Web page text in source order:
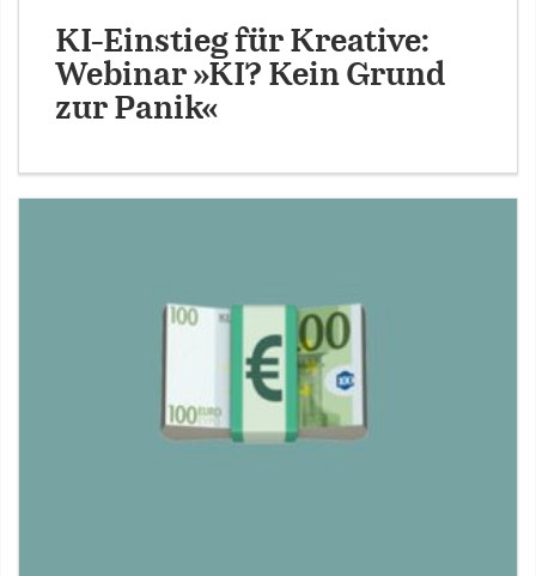
KI-Einstieg für Kreative:
Webinar »KI? Kein Grund
zur Panik«